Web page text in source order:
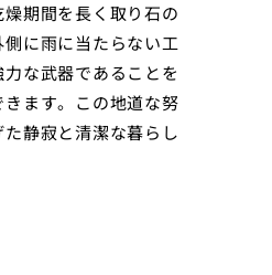
期間を長く取り石の
に雨に当たらない工
な武器であることを
ます。この地道な努
静寂と清潔な暮らし